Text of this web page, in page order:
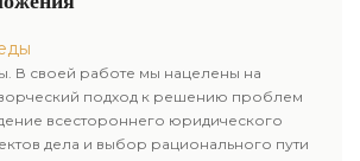
В своей работе мы нацелены на
подход к решению проблем
всестороннего юридического
дела и выбор рационального пути